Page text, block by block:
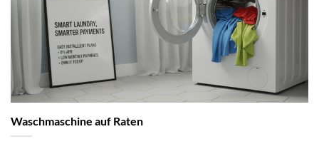
Waschmaschine auf Raten